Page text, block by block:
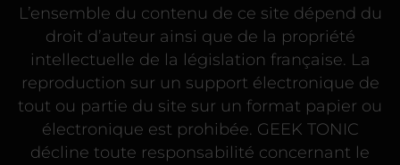
L’ensemble du contenu de ce site dépend du
droit d’auteur ainsi que de la propriété
intellectuelle de la législation française. La
reproduction sur un support électronique de
tout ou partie du site sur un format papier ou
électronique est prohibée. GEEK TONIC
décline toute responsabilité concernant le